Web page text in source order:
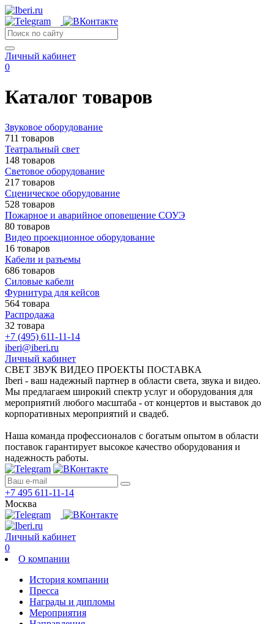
Личный кабинет
0
Каталог товаров
Звуковое оборудование
711 товаров
Театральный свет
148 товаров
Световое оборудование
217 товаров
Сценическое оборудование
528 товаров
Пожарное и аварийное оповещение СОУЭ
80 товаров
Видео проекционное оборудование
16 товаров
Кабели и разъемы
686 товаров
Силовые кабели
Фурнитура для кейсов
564 товара
Распродажа
32 товара
+7 (495) 611-11-14
iberi@iberi.ru
Личный кабинет
СВЕТ ЗВУК ВИДЕО ПРОЕКТЫ ПОСТАВКА
Iberi - ваш надежный партнер в области света, звука и видео.
Мы предлагаем широкий спектр услуг и оборудования для
мероприятий любого масштаба - от концертов и выставок до
корпоративных мероприятий и свадеб.
Наша команда профессионалов с богатым опытом в области
поставок гарантирует высокое качество оборудования и
надежность работы.
+7 495 611-11-14
Москва
Личный кабинет
0
О компании
История компании
Пресса
Награды и дипломы
Мероприятия